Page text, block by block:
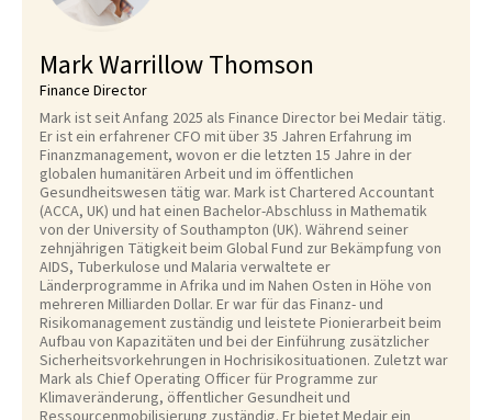
Mark Warrillow Thomson
Finance Director
Mark ist seit Anfang 2025 als Finance Director bei Medair tätig.
Er ist ein erfahrener CFO mit über 35 Jahren Erfahrung im
Finanzmanagement, wovon er die letzten 15 Jahre in der
globalen humanitären Arbeit und im öffentlichen
Gesundheitswesen tätig war. Mark ist Chartered Accountant
(ACCA, UK) und hat einen Bachelor-Abschluss in Mathematik
von der University of Southampton (UK). Während seiner
zehnjährigen Tätigkeit beim Global Fund zur Bekämpfung von
AIDS, Tuberkulose und Malaria verwaltete er
Länderprogramme in Afrika und im Nahen Osten in Höhe von
mehreren Milliarden Dollar. Er war für das Finanz- und
Risikomanagement zuständig und leistete Pionierarbeit beim
Aufbau von Kapazitäten und bei der Einführung zusätzlicher
Sicherheitsvorkehrungen in Hochrisikosituationen. Zuletzt war
Mark als Chief Operating Officer für Programme zur
Klimaveränderung, öffentlicher Gesundheit und